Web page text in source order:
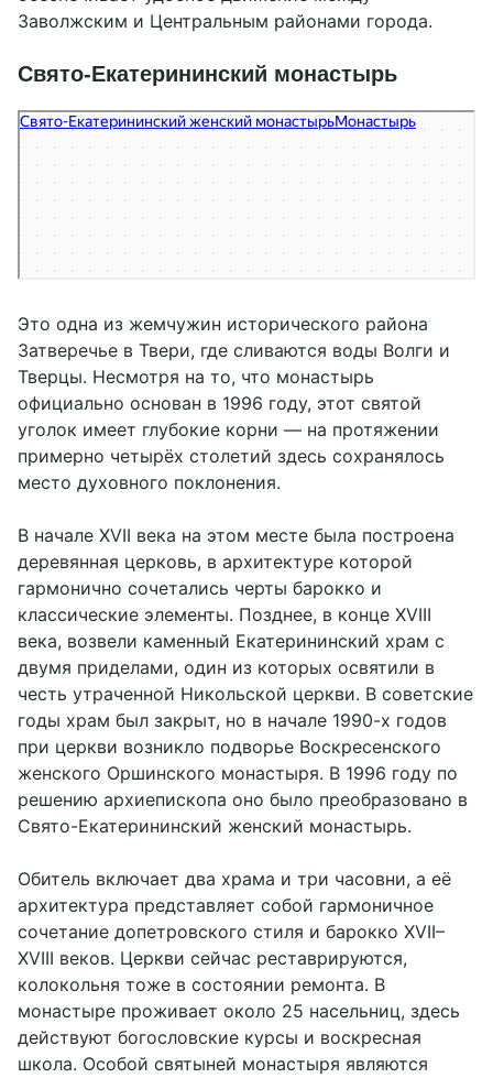
Заволжским и Центральным районами города.
Свято-Екатерининский монастырь
Свято-Екатерининский женский монастырь
Монастырь в Твери
Это одна из жемчужин исторического района
Затверечье в Твери, где сливаются воды Волги и
Тверцы. Несмотря на то, что монастырь
официально основан в 1996 году, этот святой
уголок имеет глубокие корни — на протяжении
примерно четырёх столетий здесь сохранялось
место духовного поклонения.
В начале XVII века на этом месте была построена
деревянная церковь, в архитектуре которой
гармонично сочетались черты барокко и
классические элементы. Позднее, в конце XVIII
века, возвели каменный Екатерининский храм с
двумя приделами, один из которых освятили в
честь утраченной Никольской церкви. В советские
годы храм был закрыт, но в начале 1990-х годов
при церкви возникло подворье Воскресенского
женского Оршинского монастыря. В 1996 году по
решению архиепископа оно было преобразовано в
Свято-Екатерининский женский монастырь.
Обитель включает два храма и три часовни, а её
архитектура представляет собой гармоничное
сочетание допетровского стиля и барокко XVII–
XVIII веков. Церкви сейчас реставрируются,
колокольня тоже в состоянии ремонта. В
монастыре проживает около 25 насельниц, здесь
действуют богословские курсы и воскресная
школа. Особой святыней монастыря являются